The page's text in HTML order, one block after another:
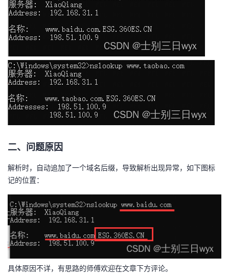
动
关
注
的
开
者
学
堂
我
的
课
我
的
我
我
的
我
支
持
我
的
技
术
我
的
云
二、问题原因
解析时，自动追加了一个域名后缀，导致解析出现异常，如下图标
记的位置：
具体原因不详，有思路的师傅欢迎在文章下方评论。